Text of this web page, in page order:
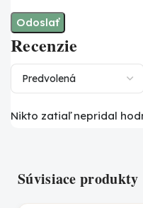
Recenzie
Nikto zatiaľ nepridal
Súvisiace produkty